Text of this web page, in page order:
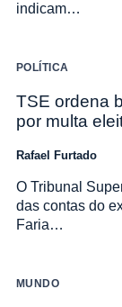
indicam…
POLÍTICA
TSE ordena
por multa
Rafael Furtado
O Tribunal
das contas do
Faria…
MUNDO